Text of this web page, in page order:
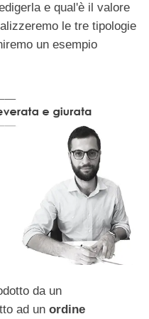
e qual'è il valore
le tre tipologie
un esempio
da un
ad un ordine